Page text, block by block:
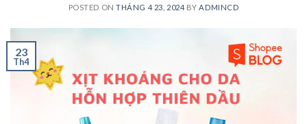
POSTED ONTHÁNG 4 23, 2024 BY ADMINCD
23
Th4